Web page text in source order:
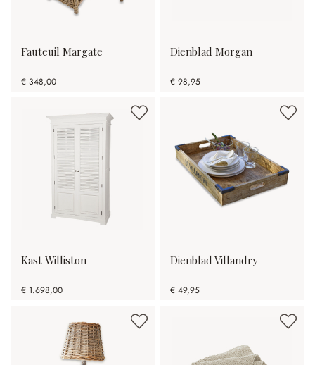
Fauteuil Margate
€ 348,00
Dienblad Morgan
€ 98,95
Kast Williston
€ 1.698,00
Dienblad Villandry
€ 49,95